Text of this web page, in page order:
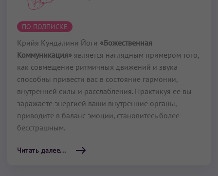
ПО ПОДПИСКЕ
Крийя Кундалини Йоги «Божественная
Коммуникация» является наглядным примером того,
как совмещение ритмичных движений и звука
способны привести вас в состояние гармонии,
внутренней силы и расслабления. Практикуя ее вы
заражаете энергией ваши внутренние органы,
приводите в баланс эмоции, становитесь более
бесстрашным.
Читать далее...